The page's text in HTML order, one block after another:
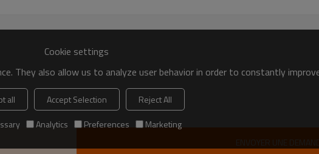
ENVOYER UNE
Cookie settings
They also allow us to analyze user behavior in order to constantly
all Accept Selection
Reject All
Analytics Preferences Marketing